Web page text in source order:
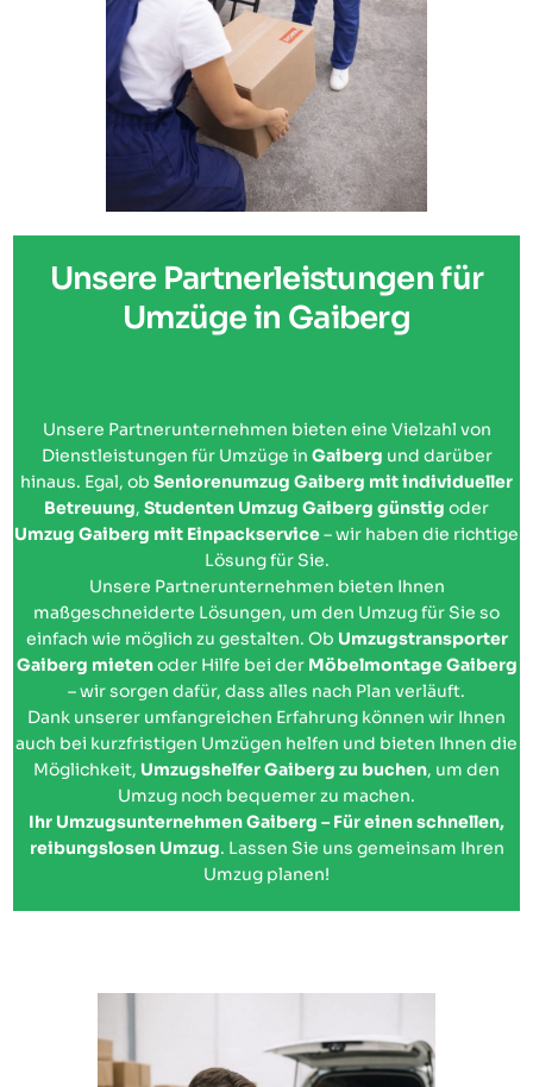
Unsere Partnerleistungen für
Umzüge in Gaiberg
Unsere Partnerunternehmen bieten eine Vielzahl von
Dienstleistungen für Umzüge in Gaiberg und darüber
hinaus. Egal, ob Seniorenumzug Gaiberg mit individueller
Betreuung, Studenten Umzug Gaiberg günstig oder
Umzug Gaiberg mit Einpackservice– wir haben die richtige
Lösung für Sie.
Unsere Partnerunternehmen bieten Ihnen
maßgeschneiderte Lösungen, um den Umzug für Sie so
einfach wie möglich zu gestalten. Ob Umzugstransporter
Gaiberg mietenoder Hilfe bei der Möbelmontage Gaiberg
– wir sorgen dafür, dass alles nach Plan verläuft.
Dank unserer umfangreichen Erfahrung können wir Ihnen
auch bei kurzfristigen Umzügen helfen und bieten Ihnen die
Möglichkeit, Umzugshelfer Gaiberg zu buchen, um den
Umzug noch bequemer zu machen.
Ihr Umzugsunternehmen Gaiberg – Für einen schnellen,
reibungslosen Umzug. Lassen Sie uns gemeinsam Ihren
Umzug planen!